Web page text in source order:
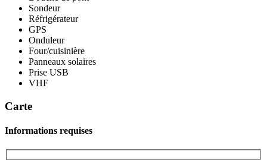
Sondeur
Réfrigérateur
GPS
Onduleur
Four/cuisinière
Panneaux solaires
Prise USB
VHF
Carte
Informations requises